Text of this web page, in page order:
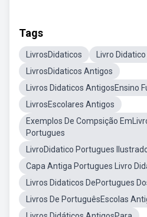
Tags
LivrosDidaticos
Livro
LivrosDidaticos Antigos
Livros Didaticos AntigosEnsino
LivrosEscolares Antigos
Exemplos De Compsição
Portugues
LivroDidatico Portugues
Capa Antiga Portugues Livro
Livros Didaticos DePortugues
Livros De PortuguêsEscolas